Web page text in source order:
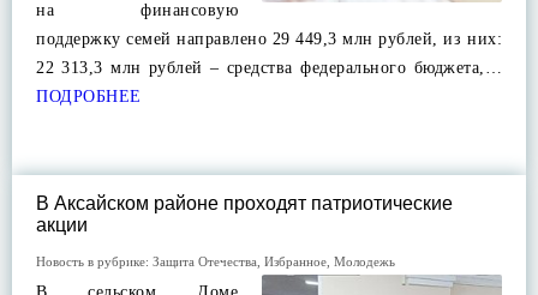
на финансовую
поддержку семей направлено 29 449,3 млн рублей, из них:
22 313,3 млн рублей – средства федерального бюджета,…
ПОДРОБНЕЕ
В Аксайском районе проходят патриотические
акции
Новость в рубрике: Защита Отечества Избранное Молодежь